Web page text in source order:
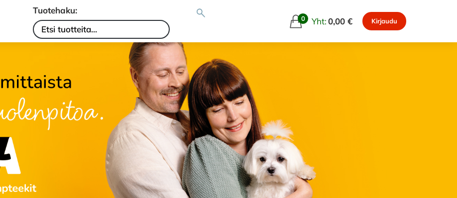
Tuotehaku:
0 Yht:0,00 € Kirjaudu